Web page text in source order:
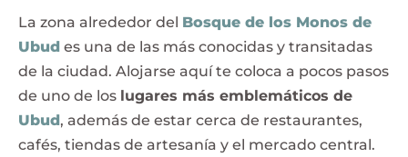
La zona alrededor del Bosque de los Monos de
Ubud es una de las más conocidas y transitadas
de la ciudad. Alojarse aquí te coloca a pocos pasos
de uno de los lugares más emblemáticos de
Ubud , además de estar cerca de restaurantes,
cafés, tiendas de artesanía y el mercado central.